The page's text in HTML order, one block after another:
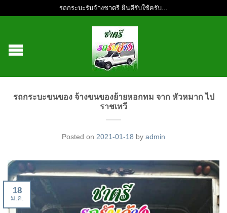
รถกระบะรับจ้างชาตรี ยินดีรับใช้ครับ...
รถกระบะขนของ จ้างขนของย้ายหอกทม จาก หัวหมาก ไป
ราชเทวี
Posted on 2021-01-18 by admin
18
ม.ค.